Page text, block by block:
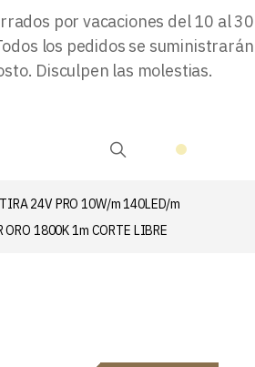
por vacaciones del 10 al 30
los pedidos se suministrarán
Disculpen las molestias.
TIRA 24V PRO 10W/m 140LED/m
1800K 1m CORTE LIBRE